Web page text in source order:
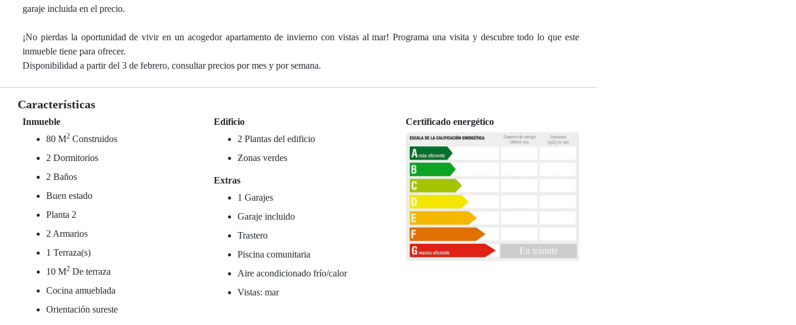
garaje incluida en el precio.
¡No pierdas la oportunidad de vivir en un acogedor apartamento de invierno con vistas al mar! Programa una visita y descubre todo lo que este
inmueble tiene para ofrecer.
Disponibilidad a partir del 3 de febrero, consultar precios por mes y por semana.
Características
Inmueble
80 M2 Construidos
2 Dormitorios
2 Baños
Buen estado
Planta 2
2 Armarios
1 Terraza(s)
10 M2 De terraza
Cocina amueblada
Orientación sureste
Edificio
2 Plantas del edificio
Zonas verdes
Extras
1 Garajes
Garaje incluido
Trastero
Piscina comunitaria
Aire acondicionado frío/calor
Vistas: mar
Certificado energético
En trámite